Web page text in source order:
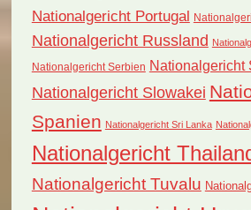
Nationalgericht Portugal
Nationalgericht Russland
Nationalgericht Serbien Nationalgericht
Nationalgericht Slowakei
Spanien Nationalgericht Sri Lanka
Nationalgericht
Nationalgericht Tuvalu